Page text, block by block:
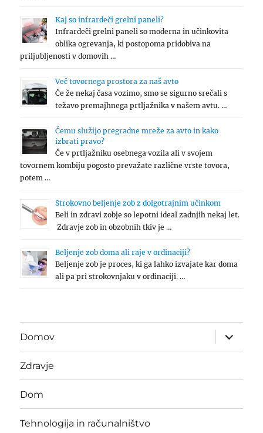
Kaj so infrardeči grelni paneli?
Infrardeči grelni paneli so moderna in učinkovita
oblika ogrevanja, ki postopoma pridobiva na
priljubljenosti v domovih …
Več tovornega prostora za naš avto
Če že nekaj časa vozimo, smo se sigurno srečali s
težavo premajhnega prtljažnika v našem avtu. …
Čemu služijo pregradne mreže za avto in kako
izbrati pravo?
Če v prtljažniku osebnega vozila ali v svojem
tovornem kombiju pogosto prevažate različne vrste tovora,
potem …
Strokovno beljenje zob z dolgotrajnim učinkom
Beli in zdravi zobje so lepotni ideal zadnjih nekaj let.
Zdravje zob in obzobnih tkiv je …
Beljenje zob doma ali raje v ordinaciji?
Beljenje zob je proces, ki ga lahko izvajate kar doma
ali pa pri strokovnjaku v ordinaciji. …
Domov
expand
child
menu
Zdravje
Dom
Tehnologija in računalništvo